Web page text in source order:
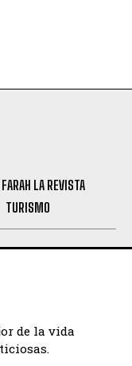
FARAH LA REVISTA
TURISMO
de la vida